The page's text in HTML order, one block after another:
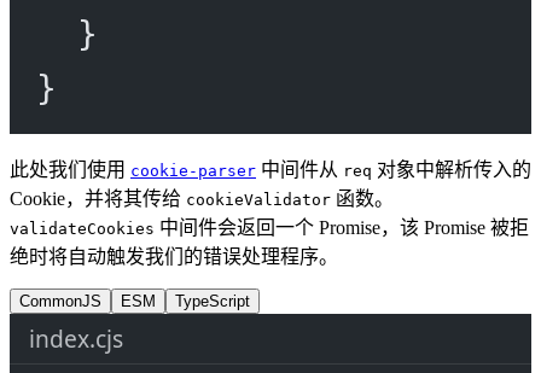
}
}
此处我们使用 cookie-parser 中间件从 req 对象中解析传入的
Cookie，并将其传给 cookieValidator 函数。
validateCookies 中间件会返回一个 Promise，该 Promise 被拒
绝时将自动触发我们的错误处理程序。
CommonJS ESM TypeScript
index.cjs